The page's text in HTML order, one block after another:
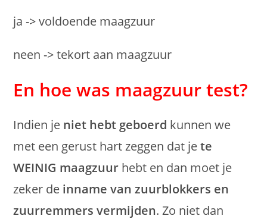
ja -> voldoende maagzuur
neen -> tekort aan maagzuur
En hoe was maagzuur test?
Indien je niet hebt geboerd kunnen we
met een gerust hart zeggen dat jete
WEINIG maagzuur hebt en dan moet je
zeker de inname van zuurblokkers en
zuurremmers vermijden. Zo niet dan